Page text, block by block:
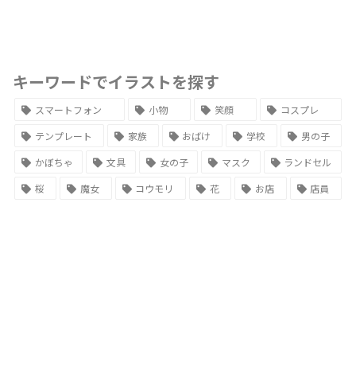
キーワードでイラストを探す
スマートフォン 小物 笑顔
コスプレ
テンプレート
家族 おばけ 学校
男の子
かぼちゃ
文具 女の子 マスク
ランドセル
桜
魔女 コウモリ 花 お店 店員